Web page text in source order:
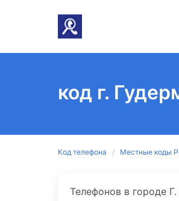
код г.
Код телефона Местные коды
Телефонов в городе